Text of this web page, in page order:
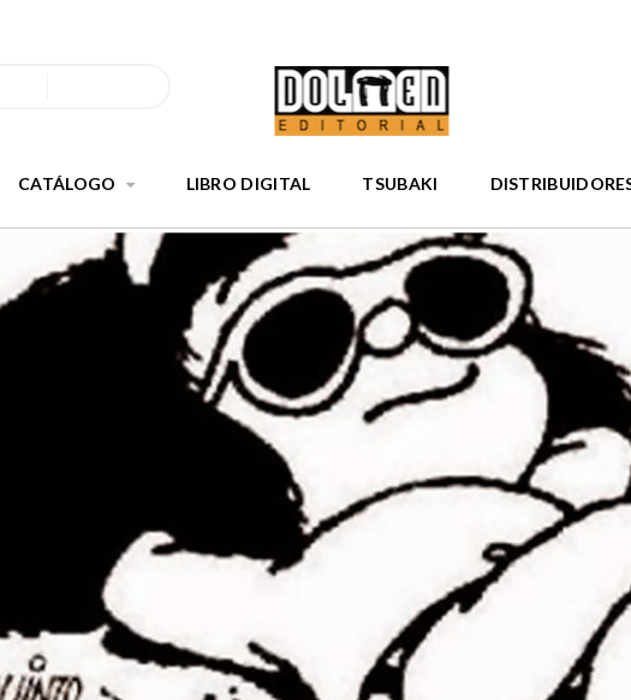
CATÁLOGO LIBRO DIGITAL TSUBAKI